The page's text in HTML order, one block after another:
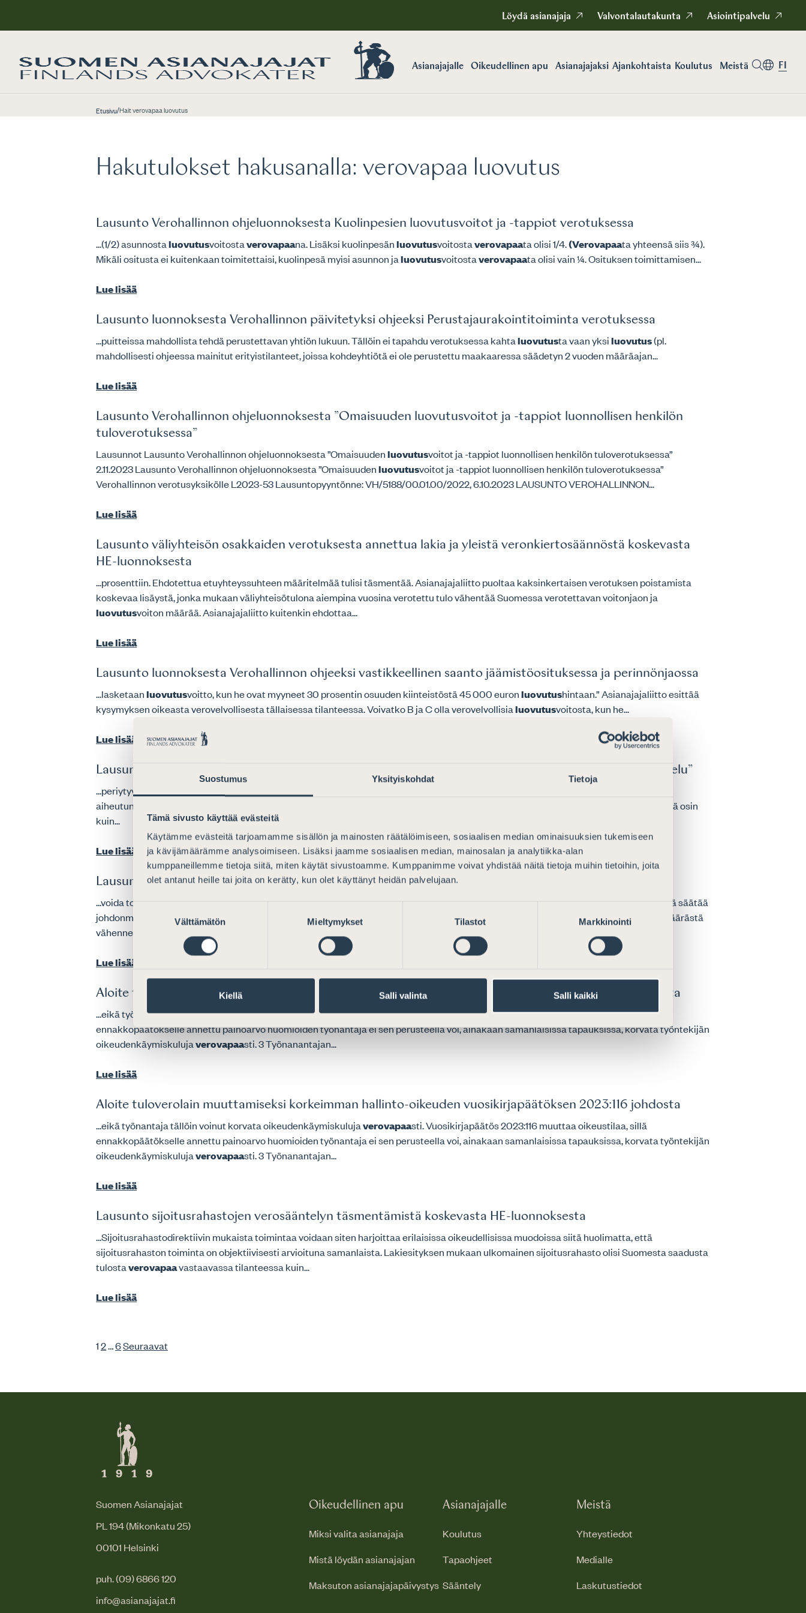
Suostumus Yksityiskohdat Tietoja
Tämä sivusto käyttää evästeitä
Käytämme evästeitä tarjoamamme sisällön ja mainosten räätälöimiseen, sosiaalisen median ominaisuuksien tukemiseen
ja kävijämäärämme analysoimiseen. Lisäksi jaamme sosiaalisen median, mainosalan ja analytiikka-alan
kumppaneillemme tietoja siitä, miten käytät sivustoamme. Kumppanimme voivat yhdistää näitä tietoja muihin tietoihin, joita
olet antanut heille tai joita on kerätty, kun olet käyttänyt heidän palvelujaan.
Suostumuksen
valinta
Välttämätön Mieltymykset Tilastot Markkinointi
Kiellä Salli valinta Salli kaikki
Löydä asianajaja Valvontalautakunta Asiointipalvelu
Asianajajalle Oikeudellinen apu Asianajajaksi Ajankohtaista Koulutus Meistä FI
Etusivu/Hait verovapaa luovutus
Hakutulokset hakusanalla: verovapaa luovutus
Lausunto Verohallinnon ohjeluonnoksesta Kuolinpesien luovutusvoitot ja -tappiot verotuksessa
...(1/2) asunnostaluovutusvoitostaverovapaana. Lisäksi kuolinpesänluovutusvoitostaverovapaata olisi 1/4.(Verovapaata yhteensä siis ¾).
Mikäli ositusta ei kuitenkaan toimitettaisi, kuolinpesä myisi asunnon jaluovutusvoitostaverovapaata olisi vain ¼. Osituksen toimittamisen...
Lue lisää
Lausunto luonnoksesta Verohallinnon päivitetyksi ohjeeksi Perustajaurakointitoiminta verotuksessa
...puitteissa mahdollista tehdä perustettavan yhtiön lukuun. Tällöin ei tapahdu verotuksessa kahtaluovutusta vaan yksiluovutus(pl.
mahdollisesti ohjeessa mainitut erityistilanteet, joissa kohdeyhtiötä ei ole perustettu maakaaressa säädetyn 2 vuoden määräajan...
Lue lisää
Lausunto Verohallinnon ohjeluonnoksesta ”Omaisuuden luovutusvoitot ja -tappiot luonnollisen henkilön
tuloverotuksessa”
Lausunnot Lausunto Verohallinnon ohjeluonnoksesta ”Omaisuudenluovutusvoitot ja -tappiot luonnollisen henkilön tuloverotuksessa”
2.11.2023 Lausunto Verohallinnon ohjeluonnoksesta ”Omaisuudenluovutusvoitot ja -tappiot luonnollisen henkilön tuloverotuksessa”
Verohallinnon verotusyksikölle L2023-53 Lausuntopyyntönne: VH/5188/00.01.00/2022, 6.10.2023 LAUSUNTO VEROHALLINNON...
Lue lisää
Lausunto väliyhteisön osakkaiden verotuksesta annettua lakia ja yleistä veronkiertosäännöstä koskevasta
HE-luonnoksesta
...prosenttiin. Ehdotettua etuyhteyssuhteen määritelmää tulisi täsmentää. Asianajajaliitto puoltaa kaksinkertaisen verotuksen poistamista
koskevaa lisäystä, jonka mukaan väliyhteisötulona aiempina vuosina verotettu tulo vähentää Suomessa verotettavan voitonjaon ja
luovutusvoiton määrää. Asianajajaliitto kuitenkin ehdottaa...
Lue lisää
Lausunto luonnoksesta Verohallinnon ohjeeksi vastikkeellinen saanto jäämistöosituksessa ja perinnönjaossa
...lasketaanluovutusvoitto, kun he ovat myyneet 30 prosentin osuuden kiinteistöstä 45 000 euronluovutushintaan.” Asianajajaliitto esittää
kysymyksen oikeasta verovelvollisesta tällaisessa tilanteessa. Voivatko B ja C olla verovelvollisialuovutusvoitosta, kun he...
Lue lisää
Lausunto Verohallinnon ohjeluonnoksesta ”Yhteisön käyttöomaisuusosakkeiden luovutuksen verokohtelu”
...periytyvät vastikkeena saaduille). Luonnoksen kohta 7: Veronalaista tuloa on aikaisemmin konsernin sisäisestä osakeluovutuksesta
aiheutunut ja verotuksessa vähennetty
voitto siltä osin
kuin...
Lue lisää
Lausunto HE:stä laeiksi erikoissijoitusrahastojen kiinteistösijoitusten verosääntelyksi
...voida todistettavasti ja lopullisesti hyvittää tätä toisen valtion määräämää veroa vastaan. Kotimaiset tilanteet Lakimuutoksessa pitää säätää
johdonmukaisesti yhtymäosuuksien
ten kanssa, että rahasto-osuuden luovutuksen yhteydessä verollisenluovutus
voiton määrästä
vähennetään rahastoon jätetyt...
Lue lisää
Aloite tuloverolain muuttamiseksi korkeimman hallinto-oikeuden vuosikirjapäätöksen 2023:116 johdosta
...eikä työnantaja tällöin voinut korvata oikeudenkäymiskulujaverovapaasti. Vuosikirjapäätös 2023:116 muuttaa oikeustilaa, sillä
ennakkopäätökselle annettu painoarvo huomioiden työnantaja ei sen perusteella voi, ainakaan samanlaisissa tapauksissa, korvata työntekijän
oikeudenkäymiskulujaverovapaasti. 3 Työnanantajan...
Lue lisää
Aloite tuloverolain muuttamiseksi korkeimman hallinto-oikeuden vuosikirjapäätöksen 2023:116 johdosta
...eikä työnantaja tällöin voinut korvata oikeudenkäymiskulujaverovapaasti. Vuosikirjapäätös 2023:116 muuttaa oikeustilaa, sillä
ennakkopäätökselle annettu painoarvo huomioiden työnantaja ei sen perusteella voi, ainakaan samanlaisissa tapauksissa, korvata työntekijän
oikeudenkäymiskulujaverovapaasti. 3 Työnanantajan...
Lue lisää
Lausunto sijoitusrahastojen verosääntelyn täsmentämistä koskevasta HE-luonnoksesta
...Sijoitusrahastodirektiivin mukaista toimintaa voidaan siten harjoittaa erilaisissa oikeudellisissa muodoissa siitä huolimatta, että
sijoitusrahaston toiminta on objektiivisesti arvioituna samanlaista. Lakiesityksen mukaan ulkomainen sijoitusrahasto olisi Suomesta saadusta
tulostaverovapaavastaavassa tilanteessa kuin...
Lue lisää
12…6Seuraavat
Suomen Asianajajat
PL 194 (Mikonkatu 25)
00101 Helsinki
puh. (09) 6866 120
info@asianajajat.fi
Oikeudellinen apu
Miksi valita asianajaja
Mistä löydän asianajajan
Maksuton asianajajapäivystys
Asianajajalle
Koulutus
Tapaohjeet
Sääntely
Meistä
Yhteystiedot
Medialle
Laskutustiedot